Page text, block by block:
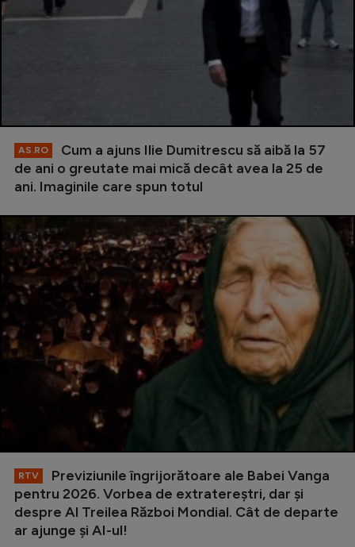
AS.RO
Cum a ajuns Ilie Dumitrescu să aibă la 57
de ani o greutate mai mică decât avea la 25 de
ani. Imaginile care spun totul
RTV
Previziunile îngrijorătoare ale Babei Vanga
pentru 2026. Vorbea de extratereștri, dar și
despre Al Treilea Război Mondial. Cât de departe
ar ajunge și AI-ul!